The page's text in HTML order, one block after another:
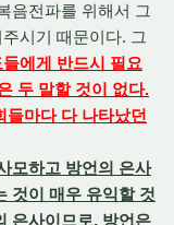
음전파를 위해서 그
시기 때문이다. 그
에게 반드시 필요
두 말할 것이 없다.
들마다 다 나타났던
모하고 방언의 은사
것이 매우 유익할 것
은사이므로, 방언은